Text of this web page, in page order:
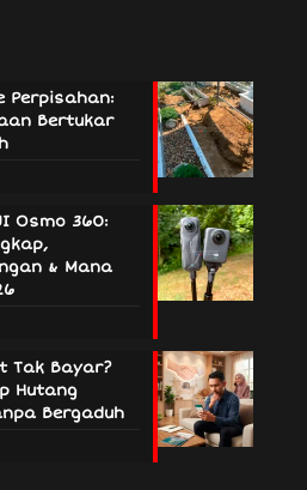
Perpisahan:
Bertukar
Osmo 360:
& Mana
Tak Bayar?
Hutang
Bergaduh